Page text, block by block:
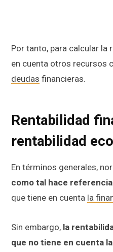
Por tanto, para calcular la
en cuenta otros recursos
deudas financieras.
Rentabilidad
rentabilidad
En términos generales,
como tal hace
que tiene en cuenta la
Sin embargo, la
que no tiene en cuenta